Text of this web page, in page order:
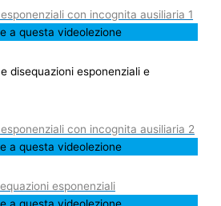
con incognita ausiliaria 1
a questa videolezione
disequazioni esponenziali e
con incognita ausiliaria 2
a questa videolezione
esponenziali